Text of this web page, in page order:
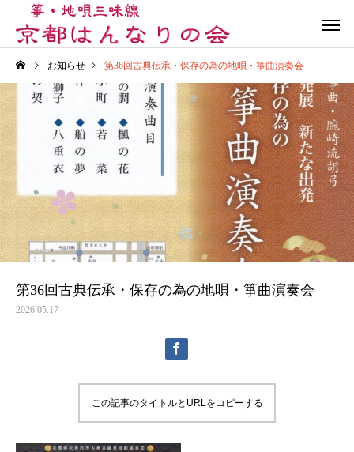
箏三味線体験会
ブログ記事
Summer Review & Fun
Party！2026
ブログ記事
第36回古典伝承・保存
の地唄・箏曲演奏会
お知らせ 第36回古典伝承・保存の為の地唄・箏曲演奏会
第36回古典伝承・保存の為の地唄・箏曲演奏会
2026.05.17
この記事のタイトルとURLをコピーする